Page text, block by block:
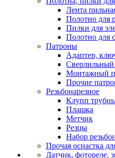
Лента
Полотно для
Пилки для
Полотно для
Патроны
Адаптер,
Сверлильный
Монтажный
Прочие
Резьбонарезное
Клупп
Плашка
Метчик
Резцы
Набор
Прочая оснастка
Датчик, фотореле,